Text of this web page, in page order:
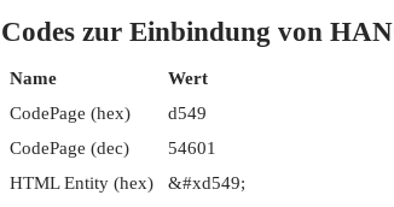
Codes zur Einbindung von
Name
Wert
CodePage (hex)
d549
CodePage (dec)
54601
HTML Entity (hex)
&#xd549;